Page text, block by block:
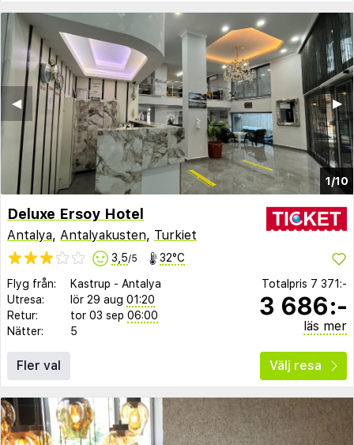
1/10
▶︎
◀︎
Deluxe Ersoy Hotel
Antalya, Antalyakusten, Turkiet
3,5/5 32°C
Flyg från: Kastrup - Antalya
Utresa:
lör 29 aug 01:20
Retur:
tor 03 sep 06:00
Nätter:
5
Totalpris 7 371:-
3 686:-
läs mer
Fler val Välj resa